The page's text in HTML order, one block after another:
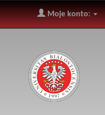
Moje konto: